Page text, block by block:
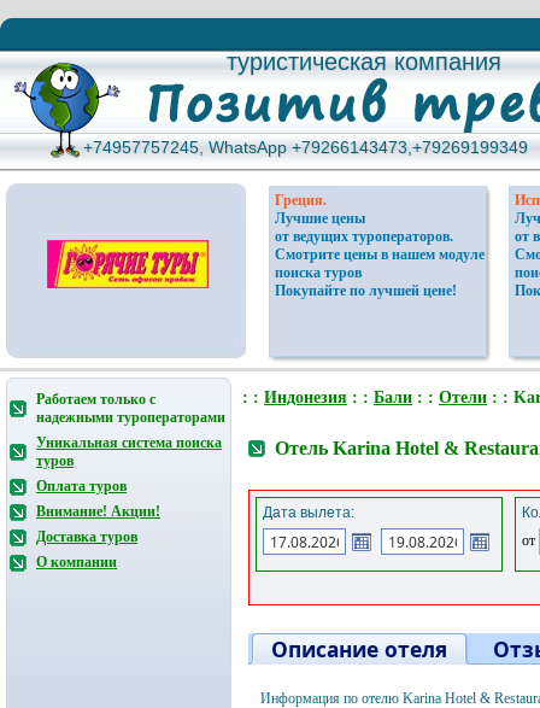
туристическая компания
туристическая компания
+74957757245, WhatsApp +79266143473,+79269199349
+74957757245, WhatsApp +79266143473,+79269199349
Греция.
Лучшие цены
от ведущих туроператоров.
Смотрите цены в нашем модуле
поиска туров
Покупайте по лучшей цене!
от
Работаем только с
надежными туроператорами
Уникальная система поиска
туров
Оплата туров
Внимание! Акции!
Доставка туров
О компании
: : Индонезия : : Бали : : Отели : :
Отель Karina Hotel &
Дата вылета:
от
Описание отеля
Информация по отелю Karina Hotel &